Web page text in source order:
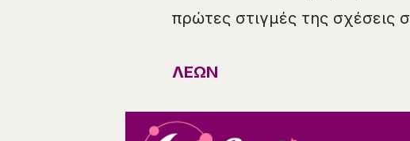
πρώτες στιγμές της σχέσεις
ΛΕΩΝ